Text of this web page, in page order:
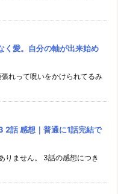
く愛。自分の軸が出来始め
れって呪いをかけられてるみ
2話 感想｜普通に1話完結で
ません。 3話の感想につき